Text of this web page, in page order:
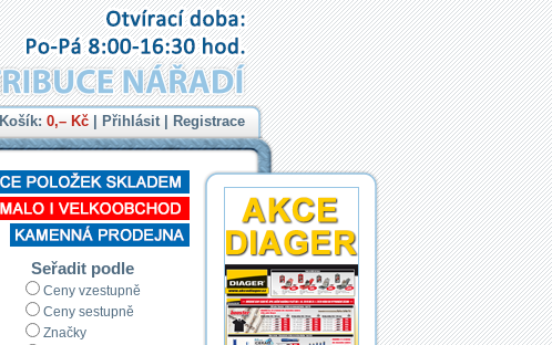
Košík: 0,– Kč Přihlásit| Registrace
Seřadit podle
Ceny vzestupně
Ceny sestupně
Značky